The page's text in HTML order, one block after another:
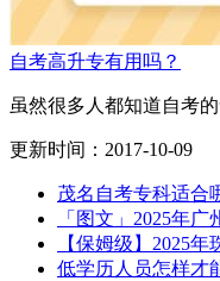
自考高升专有用吗？
虽然很多人都知道自考
更新时间：2017-10-09
茂名自考专科适合
「图文」2025年
【保姆级】2025
低学历人员怎样才